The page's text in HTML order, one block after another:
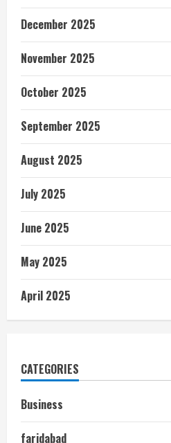
December 2025
November 2025
October 2025
September 2025
August 2025
July 2025
June 2025
May 2025
April 2025
CATEGORIES
Business
faridabad